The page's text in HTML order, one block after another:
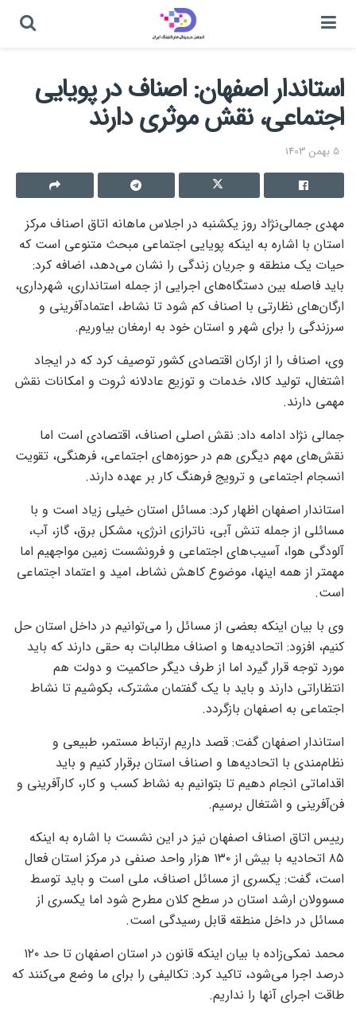
استاندار اصفهان: اصناف در پویایی
اجتماعی، نقش موثری دارند
5 بهمن 1403
مهدی جمالی‌نژاد روز یکشنبه در اجلاس ماهانه اتاق اصناف مرکز
استان با اشاره به اینکه پویایی اجتماعی مبحث متنوعی است که
حیات یک منطقه و جریان زندگی را نشان می‌دهد، اضافه کرد:
باید فاصله بین دستگاه‌های اجرایی از جمله استانداری، شهرداری،
ارگان‌های نظارتی با اصناف کم شود تا نشاط، اعتمادآفرینی و
سرزندگی را برای شهر و استان خود به ارمغان بیاوریم.
وی، اصناف را از ارکان اقتصادی کشور توصیف کرد که در ایجاد
اشتغال، تولید کالا، خدمات و توزیع عادلانه ثروت و امکانات نقش
مهمی دارند.
جمالی نژاد ادامه داد: نقش اصلی اصناف، اقتصادی است اما
نقش‌های مهم دیگری هم در حوزه‌های اجتماعی، فرهنگی، تقویت
انسجام اجتماعی و ترویج فرهنگ کار بر عهده دارند.
استاندار اصفهان اظهار کرد: مسائل استان خیلی زیاد است و با
مسائلی از جمله تنش‌ آبی، ناترازی انرژی، مشکل برق، گاز، آب،
آلودگی هوا، آسیب‌های اجتماعی و فرونشست زمین مواجهیم اما
مهمتر از همه اینها، موضوع کاهش نشاط، امید و اعتماد اجتماعی
است.
وی با بیان اینکه بعضی از مسائل را می‌توانیم در داخل استان حل
کنیم، افزود: اتحادیه‌ها و اصناف مطالبات به حقی دارند که باید
مورد توجه قرار گیرد اما از طرف دیگر حاکمیت و دولت هم
انتظاراتی دارند و باید با یک گفتمان مشترک، بکوشیم تا نشاط
اجتماعی به اصفهان بازگردد.
استاندار اصفهان گفت: قصد داریم ارتباط مستمر، طبیعی و
نظام‌مندی با اتحادیه‌ها و اصناف استان برقرار کنیم و باید
اقداماتی انجام دهیم تا بتوانیم به نشاط کسب و کار، کارآفرینی و
فن‌آفرینی و اشتغال برسیم.
رییس اتاق اصناف اصفهان نیز در این نشست با اشاره به اینکه
۸۵ اتحادیه با بیش از ۱۳۰ هزار واحد صنفی در مرکز استان فعال
است، گفت: یکسری از مسائل اصناف، ملی است و باید توسط
مسوولان ارشد استان در سطح کلان مطرح شود اما یکسری از
مسائل در داخل منطقه قابل رسیدگی است.
محمد نمکی‌زاده با بیان اینکه قانون در استان اصفهان تا حد ۱۲۰
درصد اجرا می‌شود، تاکید کرد: تکالیفی را برای ما وضع می‌کنند که
طاقت اجرای آنها را نداریم.